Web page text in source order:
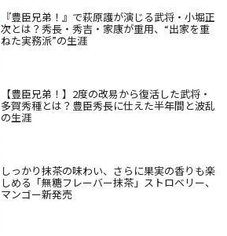
『豊臣兄弟！』で萩原護が演じる武将・小堀正
次とは？秀長・秀吉・家康が重用、“出家を重
ねた実務派”の生涯
【豊臣兄弟！】2度の改易から復活した武将・
多賀秀種とは？豊臣秀長に仕えた半年間と波乱
の生涯
しっかり抹茶の味わい、さらに果実の香りも楽
しめる「無糖フレーバー抹茶」ストロベリー、
マンゴー新発売